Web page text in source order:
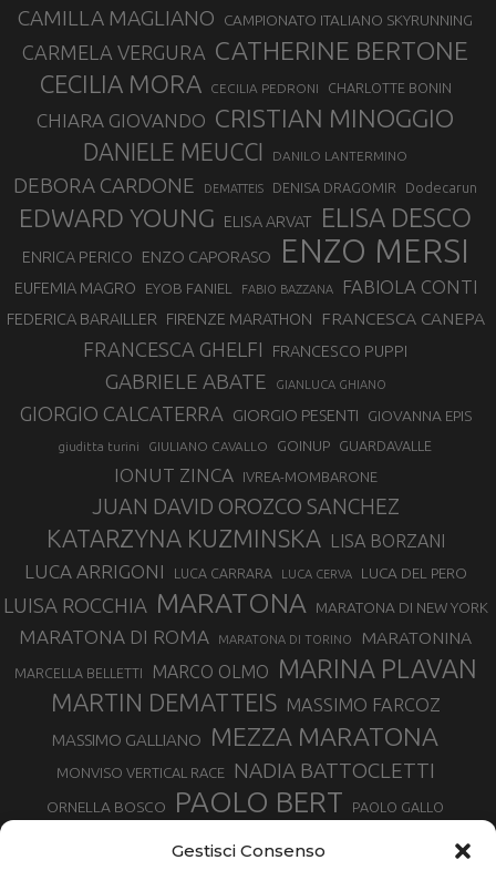
Gestisci Consenso
CAMILLA MAGLIANO CAMPIONATO ITALIANO SKYRUNNING
CARMELA VERGURA CATHERINE BERTONE
CECILIA MORA CECILIA PEDRONI CHARLOTTE BONIN
CHIARA GIOVANDO CRISTIAN MINOGGIO
DANIELE MEUCCI DANILO LANTERMINO
DEBORA CARDONE DEMATTEIS DENISA DRAGOMIR Dodecarun
EDWARD YOUNG ELISA ARVAT ELISA DESCO
ENRICA PERICO ENZO CAPORASO ENZO MERSI
EUFEMIA MAGRO EYOB FANIEL FABIO BAZZANA FABIOLA CONTI
FEDERICA BARAILLER FIRENZE MARATHON FRANCESCA CANEPA
FRANCESCA GHELFI FRANCESCO PUPPI
GABRIELE ABATE GIANLUCA GHIANO
GIORGIO CALCATERRA GIORGIO PESENTI GIOVANNA EPIS
giuditta turini GIULIANO CAVALLO GOINUP GUARDAVALLE
IONUT ZINCA IVREA-MOMBARONE
JUAN DAVID OROZCO SANCHEZ
KATARZYNA KUZMINSKA LISA BORZANI
LUCA ARRIGONI LUCA CARRARA LUCA CERVA LUCA DEL PERO
LUISA ROCCHIA MARATONA MARATONA DI NEW YORK
MARATONA DI ROMA MARATONA DI TORINO MARATONINA
MARCELLA BELLETTI MARCO OLMO MARINA PLAVAN
MARTIN DEMATTEIS MASSIMO FARCOZ
MASSIMO GALLIANO MEZZA MARATONA
MONVISO VERTICAL RACE NADIA BATTOCLETTI
ORNELLA BOSCO PAOLO BERT PAOLO GALLO